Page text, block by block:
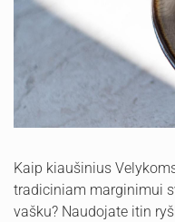
Kaip kiaušinius
tradiciniam marginimui
vašku? Naudojate itin